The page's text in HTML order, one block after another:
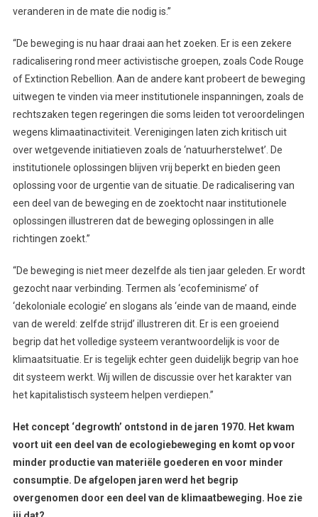
veranderen in de mate die nodig is.”
“De beweging is nu haar draai aan het zoeken. Er is een zekere
radicalisering rond meer activistische groepen, zoals Code Rouge
of Extinction Rebellion. Aan de andere kant probeert de beweging
uitwegen te vinden via meer institutionele inspanningen, zoals de
rechtszaken tegen regeringen die soms leiden tot veroordelingen
wegens klimaatinactiviteit. Verenigingen laten zich kritisch uit
over wetgevende initiatieven zoals de ‘natuurherstelwet’. De
institutionele oplossingen blijven vrij beperkt en bieden geen
oplossing voor de urgentie van de situatie. De radicalisering van
een deel van de beweging en de zoektocht naar institutionele
oplossingen illustreren dat de beweging oplossingen in alle
richtingen zoekt.”
“De beweging is niet meer dezelfde als tien jaar geleden. Er wordt
gezocht naar verbinding. Termen als ‘ecofeminisme’ of
‘dekoloniale ecologie’ en slogans als ‘einde van de maand, einde
van de wereld: zelfde strijd’ illustreren dit. Er is een groeiend
begrip dat het volledige systeem verantwoordelijk is voor de
klimaatsituatie. Er is tegelijk echter geen duidelijk begrip van hoe
dit systeem werkt. Wij willen de discussie over het karakter van
het kapitalistisch systeem helpen verdiepen.”
Het concept ‘degrowth’ ontstond in de jaren 1970. Het kwam
voort uit een deel van de ecologiebeweging en komt op voor
minder productie van materiële goederen en voor minder
consumptie. De afgelopen jaren werd het begrip
overgenomen door een deel van de klimaatbeweging. Hoe zie